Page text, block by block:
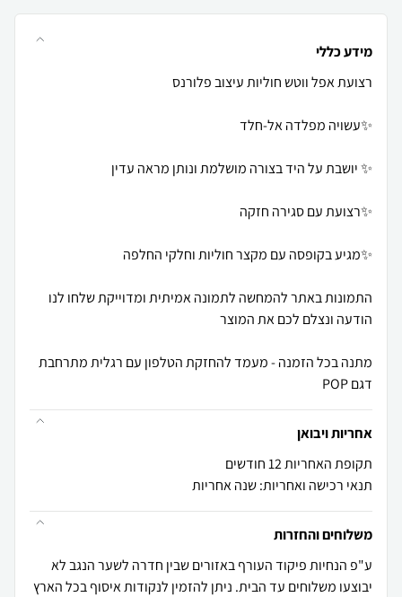
מידע כללי
התמונות באתר להמחשה לתמונה אמיתית ומדוייקת שלחו לנו
מתנה בכל הזמנה - מעמד להחזקת הטלפון עם רגלית מתרחבת
דגם POP
אחריות ויבואן
תקופת האחריות 12 חודשים
תנאי רכישה ואחריות: שנה אחריות
משלוחים והחזרות
ע"פ הנחיות פיקוד העורף באזורים שבין חדרה לשער הנגב לא
יבוצעו משלוחים עד הבית. ניתן להזמין לנקודות איסוף בכל הארץ